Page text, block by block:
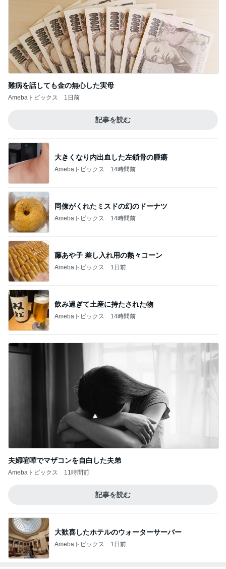
難病を話しても金の無心した実母
Amebaトピックス 1日前
記事を読む
大きくなり内出血した左鎖骨の腫瘍
Amebaトピックス 14時間前
同僚がくれたミスドの幻のドーナツ
Amebaトピックス 14時間前
藤あや子 差し入れ用の熱々コーン
Amebaトピックス 1日前
飲み過ぎて土産に持たされた物
Amebaトピックス 14時間前
夫婦喧嘩でマザコンを自白した夫弟
Amebaトピックス 11時間前
記事を読む
大歓喜したホテルのウォーターサーバー
Amebaトピックス 1日前